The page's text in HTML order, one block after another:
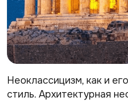
Неоклассицизм, как и
стиль. Архитектурная